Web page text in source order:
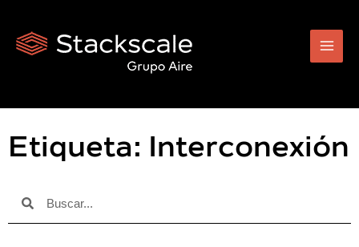
contenido
Etiqueta: Interconexión